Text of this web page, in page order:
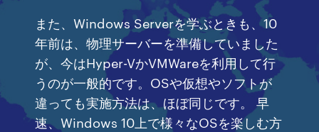
また、Windows Serverを学ぶときも、10
年前は、物理サーバーを準備していました
が、今はHyper-VかVMWareを利用して行
うのが一般的です。OSや仮想やソフトが
違っても実施方法は、ほぼ同じです。 早
速、Windows 10上で様々なOSを楽しむ方